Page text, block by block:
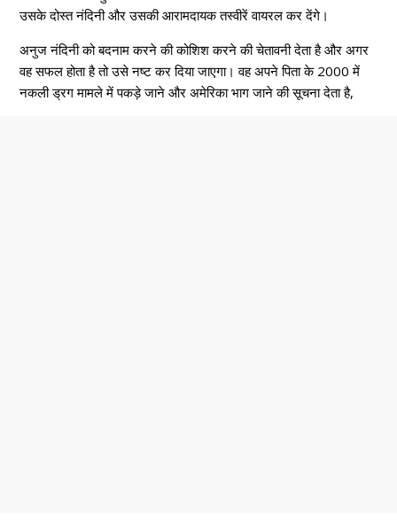
उसके दोस्त नंदिनी और उसकी आरामदायक तस्वीरें वायरल कर देंगे।
अनुज नंदिनी को बदनाम करने की कोशिश करने की चेतावनी देता है और अगर
वह सफल होता है तो उसे नष्ट कर दिया जाएगा। वह अपने पिता के 2000 में
नकली ड्रग मामले में पकड़े जाने और अमेरिका भाग जाने की सूचना देता है,